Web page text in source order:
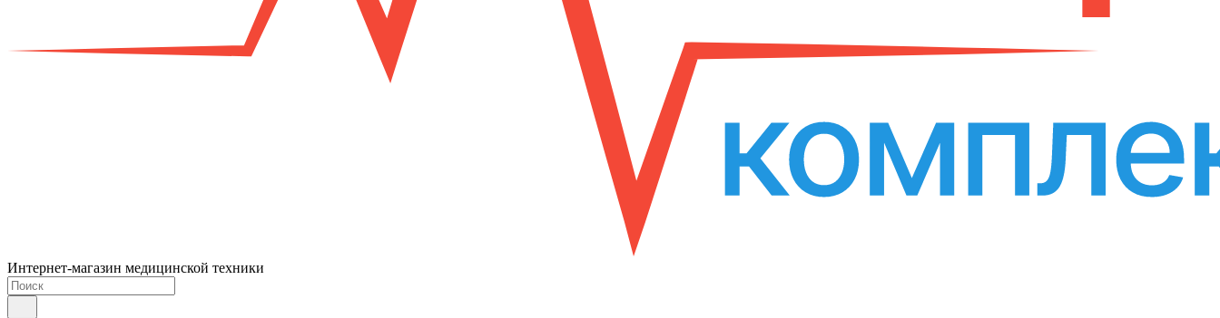
Интернет-магазин медицинской техники